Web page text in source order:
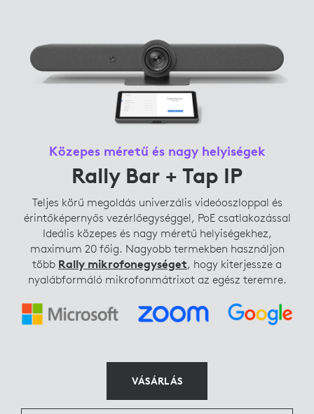
Közepes méretű és nagy helyiségek
Rally Bar + Tap IP
Teljes körű megoldás univerzális videóoszloppal és
érintőképernyős vezérlőegységgel, PoE csatlakozással
Ideális közepes és nagy méretű helyiségekhez,
maximum 20 főig. Nagyobb termekben használjon
több Rally mikrofonegységet, hogy kiterjessze a
nyalábformáló mikrofonmátrixot az egész teremre.
VÁSÁRLÁS